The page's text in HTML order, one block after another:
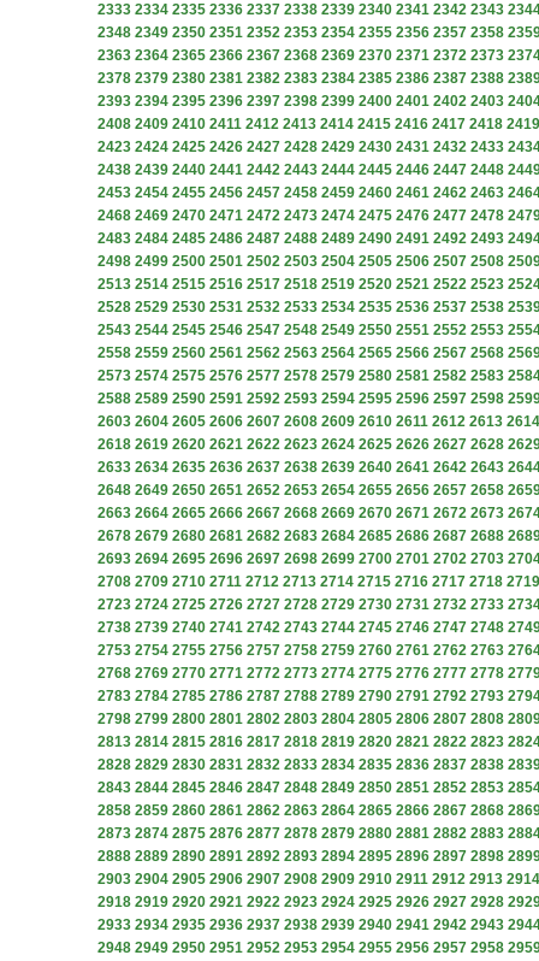
2333 2334 2335 2336 2337 2338 2339 2340 2341 2342 2343
2348 2349 2350 2351 2352 2353 2354 2355 2356 2357 2358
2363 2364 2365 2366 2367 2368 2369 2370 2371 2372 2373
2378 2379 2380 2381 2382 2383 2384 2385 2386 2387 2388
2393 2394 2395 2396 2397 2398 2399 2400 2401 2402 2403
2408 2409 2410 2411 2412 2413 2414 2415 2416 2417 2418 2419
2423 2424 2425 2426 2427 2428 2429 2430 2431 2432 2433
2438 2439 2440 2441 2442 2443 2444 2445 2446 2447 2448
2453 2454 2455 2456 2457 2458 2459 2460 2461 2462 2463
2468 2469 2470 2471 2472 2473 2474 2475 2476 2477 2478
2483 2484 2485 2486 2487 2488 2489 2490 2491 2492 2493
2498 2499 2500 2501 2502 2503 2504 2505 2506 2507 2508
2513 2514 2515 2516 2517 2518 2519 2520 2521 2522 2523
2528 2529 2530 2531 2532 2533 2534 2535 2536 2537 2538
2543 2544 2545 2546 2547 2548 2549 2550 2551 2552 2553
2558 2559 2560 2561 2562 2563 2564 2565 2566 2567 2568
2573 2574 2575 2576 2577 2578 2579 2580 2581 2582 2583
2588 2589 2590 2591 2592 2593 2594 2595 2596 2597 2598
2603 2604 2605 2606 2607 2608 2609 2610 2611 2612 2613 2614
2618 2619 2620 2621 2622 2623 2624 2625 2626 2627 2628
2633 2634 2635 2636 2637 2638 2639 2640 2641 2642 2643
2648 2649 2650 2651 2652 2653 2654 2655 2656 2657 2658
2663 2664 2665 2666 2667 2668 2669 2670 2671 2672 2673
2678 2679 2680 2681 2682 2683 2684 2685 2686 2687 2688
2693 2694 2695 2696 2697 2698 2699 2700 2701 2702 2703
2708 2709 2710 2711 2712 2713 2714 2715 2716 2717 2718 2719
2723 2724 2725 2726 2727 2728 2729 2730 2731 2732 2733
2738 2739 2740 2741 2742 2743 2744 2745 2746 2747 2748
2753 2754 2755 2756 2757 2758 2759 2760 2761 2762 2763
2768 2769 2770 2771 2772 2773 2774 2775 2776 2777 2778
2783 2784 2785 2786 2787 2788 2789 2790 2791 2792 2793
2798 2799 2800 2801 2802 2803 2804 2805 2806 2807 2808
2813 2814 2815 2816 2817 2818 2819 2820 2821 2822 2823
2828 2829 2830 2831 2832 2833 2834 2835 2836 2837 2838
2843 2844 2845 2846 2847 2848 2849 2850 2851 2852 2853
2858 2859 2860 2861 2862 2863 2864 2865 2866 2867 2868
2873 2874 2875 2876 2877 2878 2879 2880 2881 2882 2883
2888 2889 2890 2891 2892 2893 2894 2895 2896 2897 2898
2903 2904 2905 2906 2907 2908 2909 2910 2911 2912 2913 2914
2918 2919 2920 2921 2922 2923 2924 2925 2926 2927 2928
2933 2934 2935 2936 2937 2938 2939 2940 2941 2942 2943
2948 2949 2950 2951 2952 2953 2954 2955 2956 2957 2958